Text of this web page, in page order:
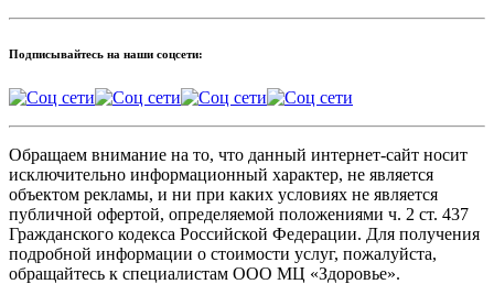
Подписывайтесь на наши соцсети:
Обращаем внимание на то, что данный интернет-сайт носит
исключительно информационный характер, не является
объектом рекламы, и ни при каких условиях не является
публичной офертой, определяемой положениями ч. 2 ст. 437
Гражданского кодекса Российской Федерации. Для получения
подробной информации о стоимости услуг, пожалуйста,
обращайтесь к специалистам ООО МЦ «Здоровье».